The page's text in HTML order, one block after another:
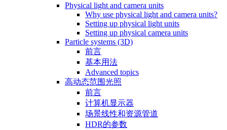
Physical light and camera units
Why use physical light and camera units?
Setting up physical light units
Setting up physical camera units
Particle systems (3D)
前言
基本用法
Advanced topics
高动态范围光照
前言
计算机显示器
场景线性和资源管道
HDR的参数